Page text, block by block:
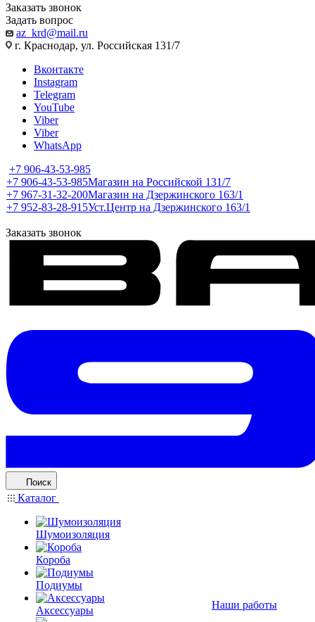
Заказать звонок
Задать вопрос
az_krd@mail.ru
г. Краснодар, ул. Российская 131/7
Вконтакте
Instagram
Telegram
YouTube
Viber
Viber
WhatsApp
+7 906-43-53-985
+7 906-43-53-985Магазин на Российской 131/7
+7 967-31-32-200Магазин на Дзержинского 163/1
+7 952-83-28-915Уст.Центр на Дзержинского 163/1
Заказать звонок
Поиск
Каталог
Шумоизоляция
Короба
Подиумы
Аксессуары
Наши работы